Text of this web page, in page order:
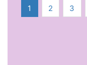
1 2 3